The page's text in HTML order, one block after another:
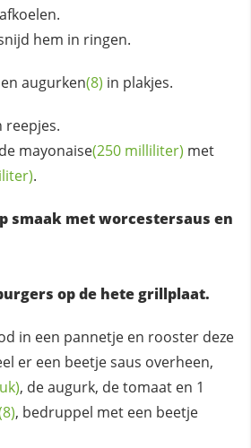
hem in ringen.
augurken(8) in plakjes.
reepjes.
mayonaise(250 milliliter) met
.
smaak met worcestersaus en
op de hete grillplaat.
in een pannetje en rooster deze
er een beetje saus overheen,
, de augurk, de tomaat en 1
, bedruppel met een beetje